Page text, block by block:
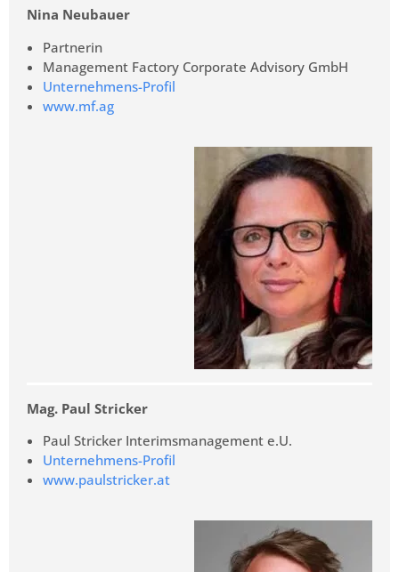
Nina Neubauer
Partnerin
Management Factory Corporate Advisory GmbH
Unternehmens-Profil
www.mf.ag
Mag. Paul Stricker
Paul Stricker Interimsmanagement e.U.
Unternehmens-Profil
www.paulstricker.at